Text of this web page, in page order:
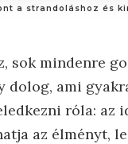
a strandoláshoz és
sok mindenre
dolog, ami
róla: az
az élményt,